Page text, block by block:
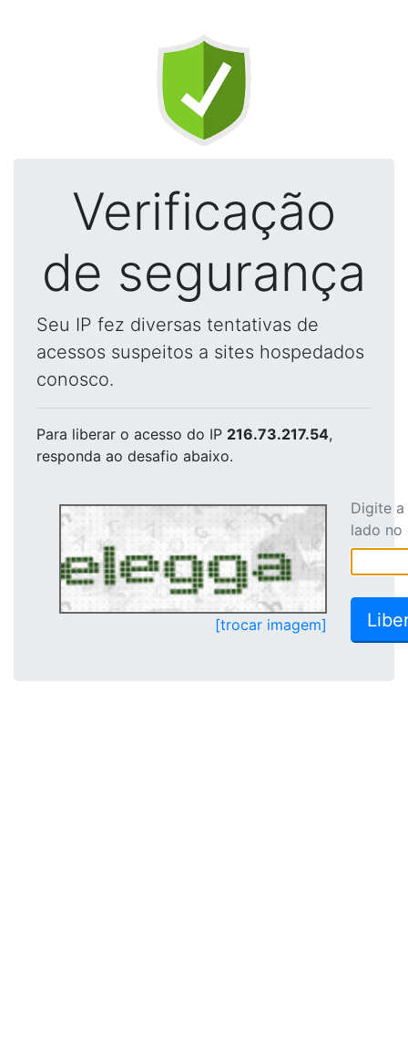
Verificação
de segurança
Seu IP fez diversas tentativas de
acessos suspeitos a sites hospedados
conosco.
Para liberar o acesso do IP 216.73.217.54,
responda ao desafio abaixo.
[trocar imagem]
Digite
lado no